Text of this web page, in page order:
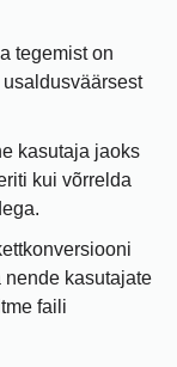
tegemist on
kasutaja jaoks
kui võrrelda
kasutajate
faili